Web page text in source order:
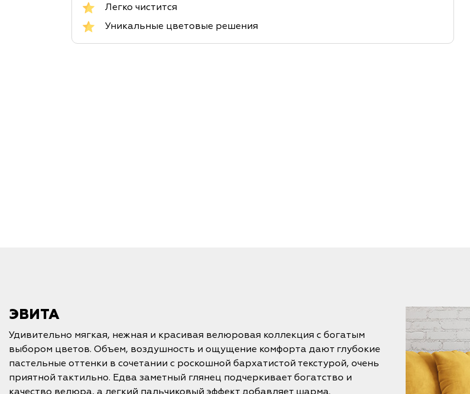
Легко чистится
Уникальные цветовые решения
ЭВИТА
Удивительно мягкая, нежная и красивая велюровая коллекция с богатым
выбором цветов. Объем, воздушность и ощущение комфорта дают глубокие
пастельные оттенки в сочетании с роскошной бархатистой текстурой, очень
приятной тактильно. Едва заметный глянец подчеркивает богатство и
качество велюра, а легкий пальчиковый эффект добавляет шарма.